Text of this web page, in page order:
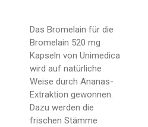
Das Bromelain für die
Bromelain 520 mg
Kapseln von Unimedica
wird auf natürliche
Weise durch Ananas-
Extraktion gewonnen.
Dazu werden die
frischen Stämme